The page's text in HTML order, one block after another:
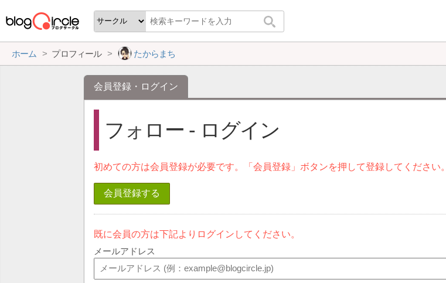
ホーム プロフィール たからまち
会員登録・ログイン
フォロー - ログイン
初めての方は会員登録が必要です。「会員登録」ボタンを押して登録してください。
会員登録する
既に会員の方は下記よりログインしてください。
メールアドレス